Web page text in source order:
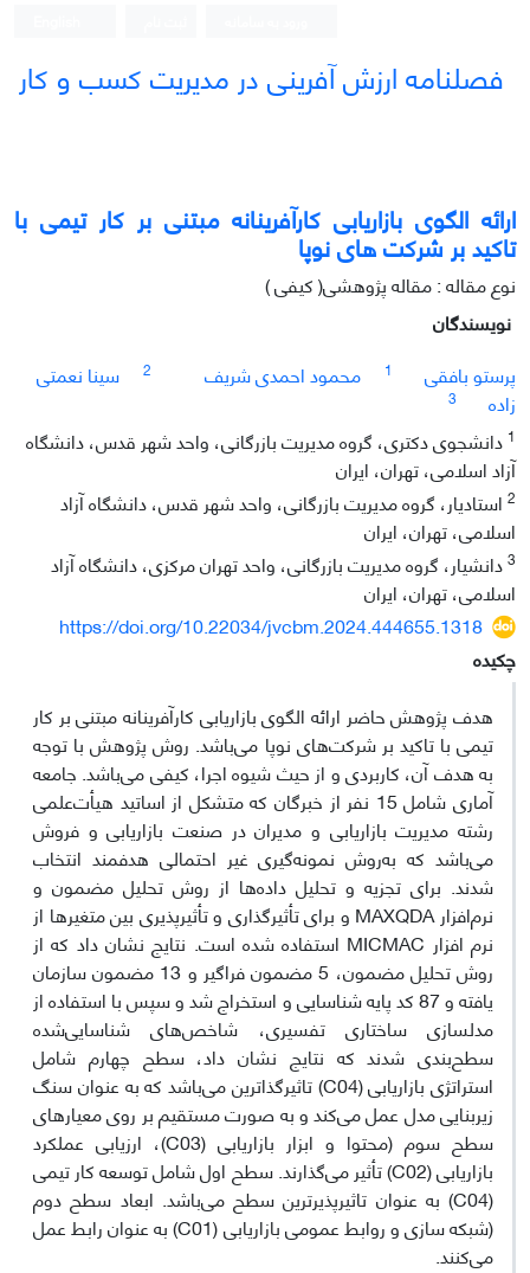
فصلنامه ارزش آفرینی در مدیریت کسب و کار
ارائه الگوی بازاریابی کارآفرینانه مبتنی بر کار تیمی با
تاکید بر شرکت های نوپا
نوع مقاله : مقاله پژوهشی( کیفی )
نویسندگان
پرستو بافقی
1 محمود احمدی شریف 2
سینا نعمتی
زاده
3
1 دانشجوی دکتری، گروه مدیریت بازرگانی، واحد شهر قدس، دانشگاه
آزاد اسلامی، تهران، ایران
2 استادیار، گروه مدیریت بازرگانی، واحد شهر قدس، دانشگاه آزاد
اسلامی، تهران، ایران
3دانشیار، گروه مدیریت بازرگانی، واحد تهران مرکزی، دانشگاه آزاد
اسلامی، تهران، ایران
https://doi.org/10.22034/jvcbm.2024.444655.1318
چکیده
هدف پژوهش حاضر ارائه الگوی بازاریابی کارآفرینانه مبتنی بر کار
تیمی با تاکید بر شرکت‌های نوپا می‌باشد. روش پژوهش با توجه
به هدف آن، کاربردی و از حیث شیوه اجرا، کیفی می‌باشد. جامعه
آماری شامل 15 نفر از خبرگان که متشکل از اساتید هیأت‌‌علمی
رشته مدیریت بازاریابی و مدیران در صنعت بازاریابی و فروش
می‌باشد که به‌روش نمونه‌گیری غیر احتمالی هدفمند انتخاب
شدند. برای تجزیه و تحلیل داده‌ها از روش تحلیل مضمون و
نرم‌افزار MAXQDA و برای تأثیرگذاری و تأثیرپذیری بین متغیرها از
نرم افزار MICMAC استفاده شده است. نتایج نشان داد که از
روش تحلیل مضمون، 5 مضمون فراگیر و 13 مضمون سازمان
یافته و 87 کد پایه شناسایی و استخراج شد و سپس با استفاده از
مدلسازی ساختاری تفسیری، شاخص‌های شناسایی‌شده
سطح‌بندی شدند که نتایج نشان داد، سطح چهارم شامل
استراتژی بازاریابی (C04) تاثیرگذاترین می‌باشد که به عنوان سنگ
زیربنایی مدل عمل می‌کند و به صورت مستقیم بر روی معیارهای
سطح سوم (محتوا و ابزار بازاریابی (C03)، ارزیابی عملکرد
بازاریابی (C02) تأثیر می‌گذارند. سطح اول شامل توسعه کار تیمی
(C04) به عنوان تاثیرپذیرترین سطح می‌باشد. ابعاد سطح دوم
(شبکه سازی و روابط عمومی بازاریابی (C01) به عنوان رابط عمل
می‌کنند.